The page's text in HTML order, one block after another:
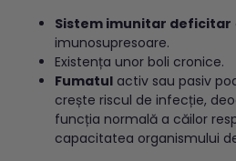
Sistem imunitar deficitar
imunosupresoare.
Existența unor boli cronice.
Fumatul activ sau pasiv
crește riscul de infecție,
funcția normală a căilor
capacitatea organismului